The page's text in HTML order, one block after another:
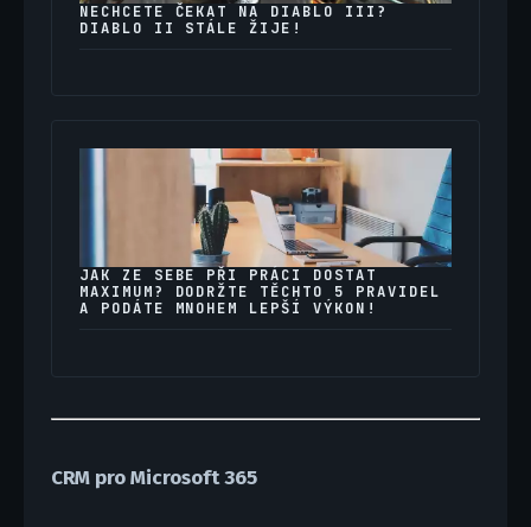
NECHCETE ČEKAT NA DIABLO III?
DIABLO II STÁLE ŽIJE!
JAK ZE SEBE PŘI PRÁCI DOSTAT
MAXIMUM? DODRŽTE TĚCHTO 5 PRAVIDEL
A PODÁTE MNOHEM LEPŠÍ VÝKON!
CRM pro Microsoft 365